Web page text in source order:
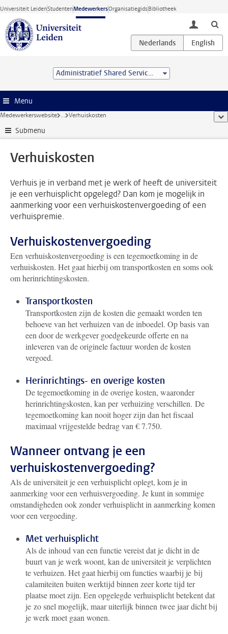
Ga direct naar de inhoud
Universiteit LeidenStudentenMedewerkersOrganisatiegidsBibliotheek
toggle
Administratief Shared Service Centre
Menu
Medewerkerswebsite ... Verhuiskosten
Submenu
Verhuiskosten
Verhuis je in verband met je werk of heeft de universiteit
je een verhuisplicht opgelegd? Dan kom je mogelijk in
aanmerking voor een verhuiskostenvergoeding of een
verhuispremie.
Verhuiskostenvergoeding
Een verhuiskostenvergoeding is een tegemoetkoming in de
verhuiskosten. Het gaat hierbij om transportkosten en soms ook
om herinrichtingskosten.
Transportkosten
Transportkosten zijn de kosten die gemaakt worden ten
behoeve van het verhuizen van de inboedel. Op basis van
een door de werkgever goedgekeurde offerte en na
inleveren van de originele factuur worden de kosten
vergoed.
Herinrichtings- en overige kosten
De tegemoetkoming in de overige kosten, waaronder
herinrichtingskosten, kan per verhuizing verschillen. De
tegemoetkoming kan nooit hoger zijn dan het fiscaal
maximaal vrijgestelde bedrag van € 7.750.
Wanneer ontvang je een
verhuiskostenvergoeding?
Als de universiteit je een verhuisplicht oplegt, kom je in
aanmerking voor een verhuisvergoeding. Je kunt in sommige
omstandigheden ook zonder verhuisplicht in aanmerking komen
voor een vergoeding.
Met verhuisplicht
Als de inhoud van een functie vereist dat je dicht in de
buurt van je werk woont, kan de universiteit je verplichten
te verhuizen. Het gaat hierbij om functies waarbij je bij
calamiteiten buiten werktijd binnen zeer korte tijd ter
plaatse moet zijn. Een opgelegde verhuisplicht betekent dat
je zo snel mogelijk, maar uiterlijk binnen twee jaar dicht bij
je werk moet gaan wonen.